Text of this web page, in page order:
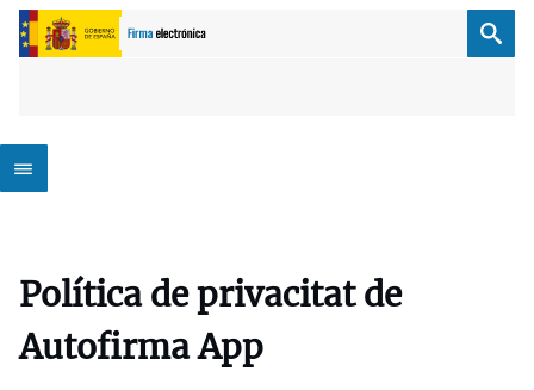
Política de privacitat de
Autofirma App